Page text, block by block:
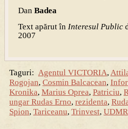
Dan Badea
Text apărut în Interesul Public
2007
Taguri: Agentul VICTORIA,
Rogojan, Cosmin Balcacean,
Kronika, Marius Oprea, Patriciu,
ungar Rudas Erno, rezidenta,
Spion, Tariceanu, Trinvest, UDMR